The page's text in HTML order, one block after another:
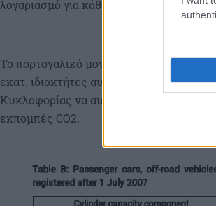
λογαριασμό για κάθε ένα αυτοκίνητο
Το πορτογαλικό μοντέλο αναμένεται να
εκατ. ιδιοκτήτες αυτοκινήτων οι
Κυκλοφορίας να αυξάνονται ή να
εκπομπές CO2.